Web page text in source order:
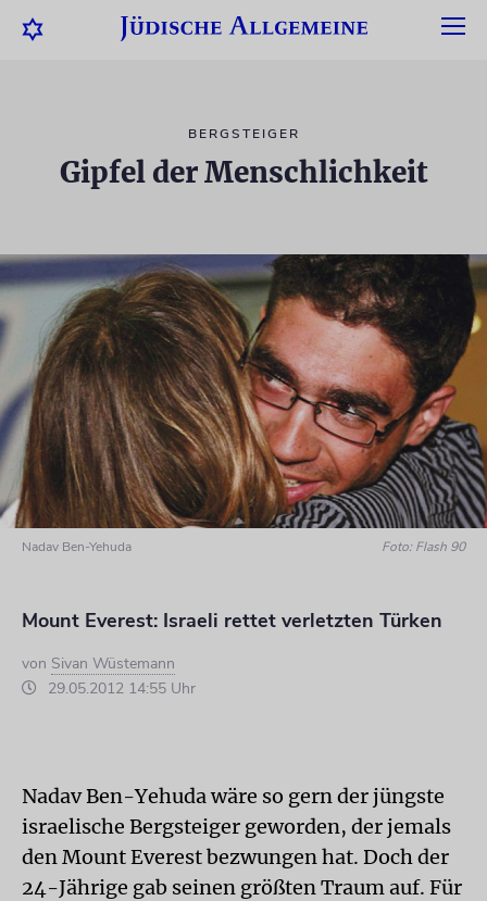
BERGSTEIGER
Gipfel der Menschlichkeit
Nadav Ben-Yehuda Foto: Flash 90
Mount Everest: Israeli rettet verletzten Türken
von Sivan Wüstemann
29.05.2012 14:55 Uhr
Nadav Ben-Yehuda wäre so gern der jüngste
israelische Bergsteiger geworden, der jemals
den Mount Everest bezwungen hat. Doch der
24-Jährige gab seinen größten Traum auf. Für